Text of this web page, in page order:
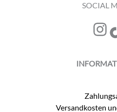
SOCIAL
Versandkosten